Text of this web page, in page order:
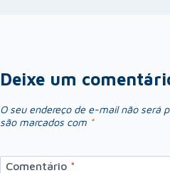
Deixe um
O seu endereço de e-mail não será
são marcados com *
Comentário *